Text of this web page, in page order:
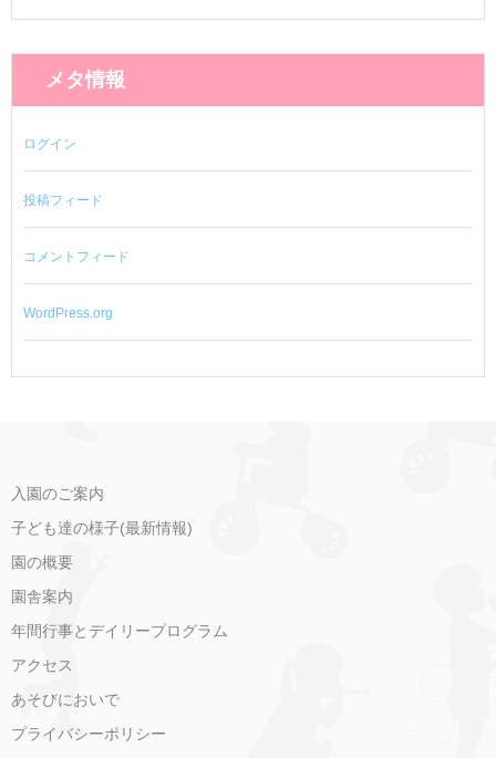
メタ情報
ログイン
投稿フィード
コメントフィード
WordPress.org
入園のご案内
子ども達の様子(最新情報)
園の概要
園舎案内
年間行事とデイリープログラム
アクセス
あそびにおいで
プライバシーポリシー